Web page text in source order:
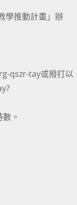
學推動計畫」辦
qszr-tay或撥打以
。